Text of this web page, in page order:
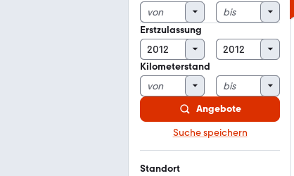
Erstzulassung
Kilometerstand
Angebote
Suche speichern
Standort